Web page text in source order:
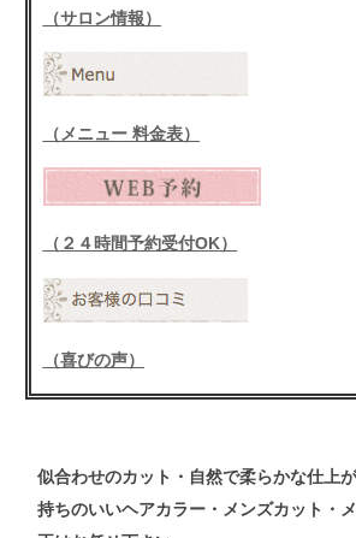
（サロン情報）
（メニュー 料金表）
（２４時間予約受付OK）
（喜びの声）
似合わせのカット ・自然で柔らかな仕上
持ちのいいヘアカラー・メンズカット ・